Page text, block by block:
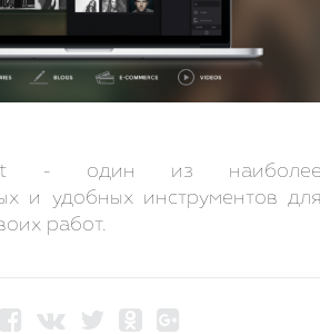
- один из
и удобных инструментов
работ.